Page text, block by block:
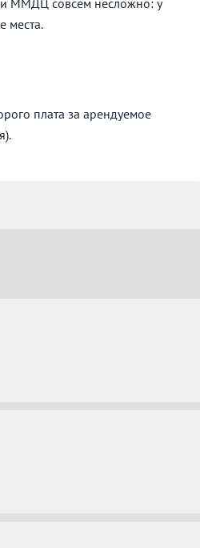
ММДЦ совсем несложно: у
места.
плата за арендуемое